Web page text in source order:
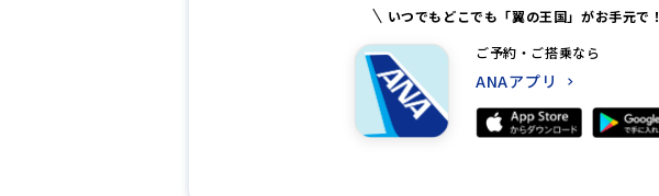
いつでもどこでも「翼の王国」がお手元で！
ご予約・ご搭乗なら
ANAアプリ